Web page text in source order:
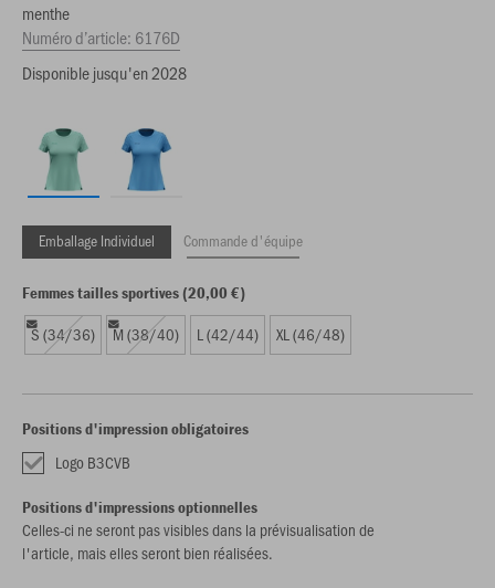
menthe
Numéro d’article: 6176D
Disponible jusqu'en 2028
Emballage Individuel Commande d'équipe
Femmes tailles sportives (20,00 €)
S (34/36) M (38/40) L (42/44) XL (46/48)
Positions d'impression obligatoires
Logo B3CVB
Positions d'impressions optionnelles
Celles-ci ne seront pas visibles dans la prévisualisation de
l'article, mais elles seront bien réalisées.